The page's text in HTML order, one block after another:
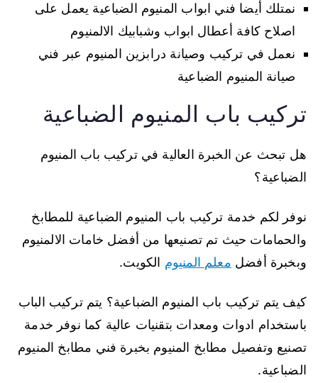
نمتلك أيضا فني ابواب المنيوم الضباعية يعمل على
اصلاح كافة أعطال ابواب وشبابيك الالمنيوم
نعمل في تركيب وصيانة درابزين المنيوم عبر فني
صيانة المنيوم الضباعية
تركيب باب المنيوم الضباعية
هل تبحث عن الخبرة العالية في تركيب باب المنيوم
الضباعية؟
نوفر لكم خدمة تركيب باب المنيوم الضباعية للمطابخ
والحمامات حيث تم تصنيعها من أفضل خامات الالمنيوم
وبخبرة أفضل معلم المنيوم الكويت.
كيف يتم تركيب باب المنيوم الضباعية؟ يتم تركيب الباب
باستخدام ادوات ومعدات بتقنيات عالية كما نوفر خدمة
تصنيع وتفصيل مطابخ المنيوم بخبرة فني مطابخ المنيوم
الضباعية.